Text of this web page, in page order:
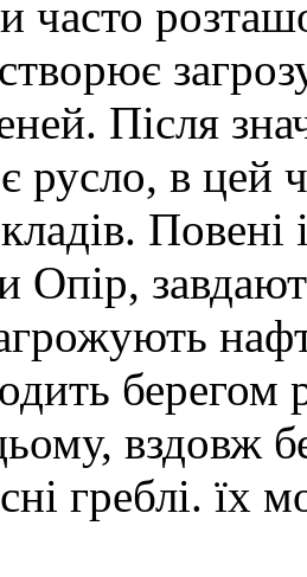
часто
Після
русло, в цей
Опір,
вздовж
греблі. їх